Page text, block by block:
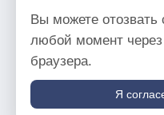
© 2016 —2026
технический
Политика в
персональных
Вы можете отозвать
любой момент через
браузера.
Я